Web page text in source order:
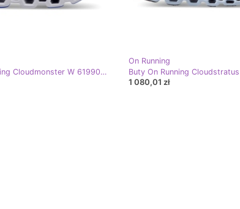
Buty On Running Cloudmonster W 6199026 niebieskie
On Running
1 080,01 zł